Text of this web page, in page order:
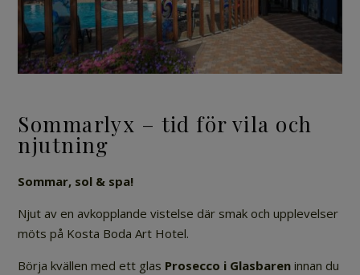
Sommarlyx – tid för vila och
njutning
Sommar, sol & spa!
Njut av en avkopplande vistelse där smak och upplevelser
möts på Kosta Boda Art Hotel.
Börja kvällen med ett glas Prosecco i Glasbaren innan du